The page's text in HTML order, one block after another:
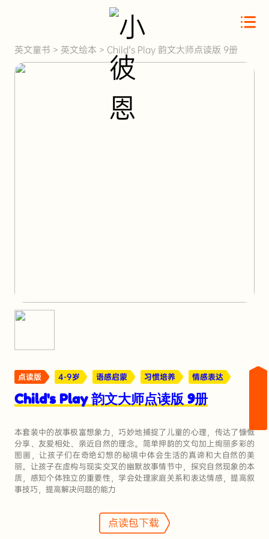
英文童书 > 英文绘本> Child's Play 韵文大师点读版 9册
Child's Play 韵文大师点读版 9册
本套装中的故事极富想象力，巧妙地捕捉了儿童的心理，传达了慷慨
分享、友爱相处、亲近自然的理念。简单押韵的文句加上绚丽多彩的
图画，让孩子们在奇绝幻想的秘境中体会生活的真谛和大自然的美
丽。让孩子在虚构与现实交叉的幽默故事情节中，探究自然现象的本
质，感知个体独立的重要性，学会处理家庭关系和表达情感，提高叙
事技巧，提高解决问题的能力
点读包下载
点读版 4-9岁 语感启蒙 习惯培养 情感表达